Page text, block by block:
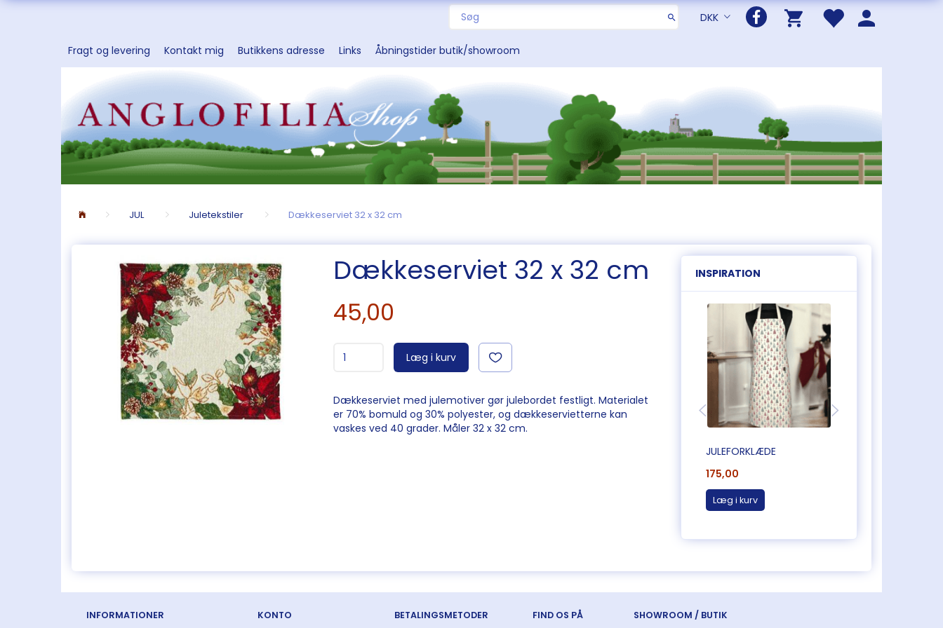
DKK
Fragt og levering Kontakt mig Butikkens adresse Links Åbningstider butik/showroom
JUL Juletekstiler Dækkeserviet 32 x 32 cm
Dækkeserviet 32 x 32 cm
45,00
Læg i kurv
Dækkeserviet med julemotiver gør julebordet festligt. Materialet
er 70% bomuld og 30% polyester, og dækkeservietterne kan
vaskes ved 40 grader. Måler 32 x 32 cm.
INSPIRATION
JULEFORKLÆDE
175,00
Læg i kurv
INFORMATIONER KONTO BETALINGSMETODER FIND OS PÅ SHOWROOM / BUTIK